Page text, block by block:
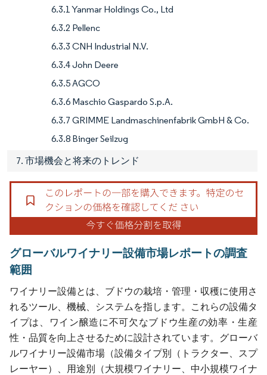
6.3.1 Yanmar Holdings Co., Ltd
6.3.2 Pellenc
6.3.3 CNH Industrial N.V.
6.3.4 John Deere
6.3.5 AGCO
6.3.6 Maschio Gaspardo S.p.A.
6.3.7 GRIMME Landmaschinenfabrik GmbH & Co.
6.3.8 Binger Seilzug
7. 市場機会と将来のトレンド
グローバルワイナリー設備市場レポートの調査
範囲
ワイナリー設備とは、ブドウの栽培・管理・収穫に使用さ
れるツール、機械、システムを指します。これらの設備タ
イプは、ワイン醸造に不可欠なブドウ生産の効率・生産
性・品質を向上させるために設計されています。グローバ
ルワイナリー設備市場（設備タイプ別（トラクター、スプ
レーヤー）、用途別（大規模ワイナリー、中小規模ワイナ